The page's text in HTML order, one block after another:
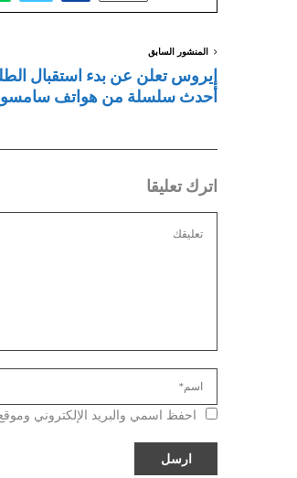
المنشور السابق
إيروس تعلن عن بدء استقبال
أحدث سلسلة من هواتف
اترك تعليقا
احفظ اسمي والبريد الإلكتروني